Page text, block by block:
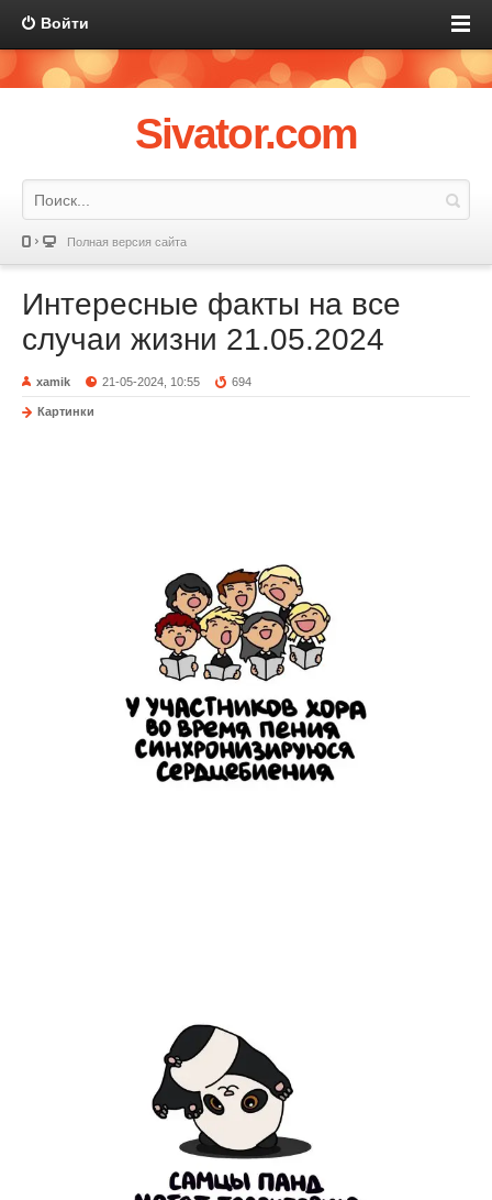
Войти
Sivator.com
Полная версия сайта
Интересные факты на все
случаи жизни 21.05.2024
xamik 21-05-2024, 10:55 694
Картинки